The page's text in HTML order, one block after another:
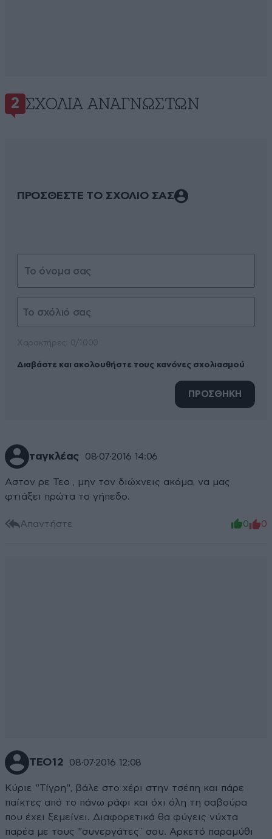
2 ΣΧΌΛΙΑ ΑΝΑΓΝΩΣΤΏΝ
ΠΡΟΣΘΕΣΤΕ ΤΟ ΣΧΟΛΙΟ ΣΑΣ
Διαβάστε και ακολουθήστε τους κανόνες σχολιασμού
ΠΡΟΣΘΗΚΗ
ταγκλέας 08·07·2016 14:06
Αστον ρε Τεο , μην τον διώχνεις ακόμα, να μας
φτιάξει πρώτα το γήπεδο.
Απαντήστε 0 0
ΤΕΟ12 08·07·2016 12:08
Κύριε "Τίγρη", βάλε στο χέρι στην τσέπη και πάρε
παίκτες από το πάνω ράφι και όχι όλη τη σαβούρα
που έχει ξεμείνει. Διαφορετικά θα φύγεις νύχτα
παρέα με τους "συνεργάτες¨ σου. Αρκετό παραμύθι